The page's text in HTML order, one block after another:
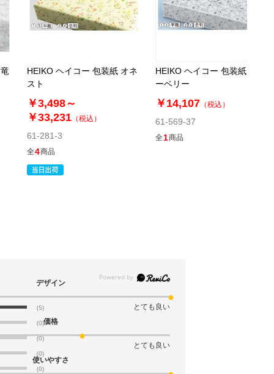
HEIKO ヘイコー 包装紙 オネ
スト
￥3,498～
￥33,231 （税込）
61-281-3
全4商品
HEIKO ヘイコー 包装紙 ブル
ーベリー
￥14,107 （税込）
61-569-37
全1商品
(5)
(0)
(0)
(0)
(0)
デザイン
とても良い
価格
とても良い
使いやすさ